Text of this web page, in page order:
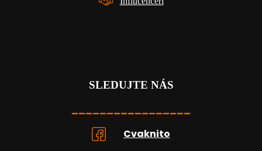
SLEDUJTE NÁS
_________________
Cvaknito